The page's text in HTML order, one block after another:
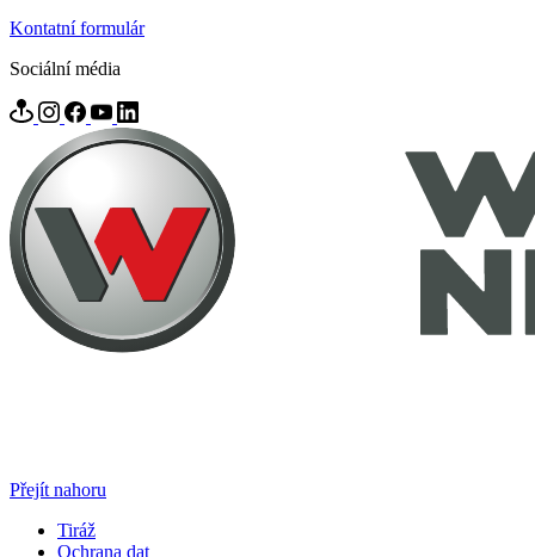
Kontatní formulár
Sociální média
Přejít nahoru
Tiráž
Ochrana dat